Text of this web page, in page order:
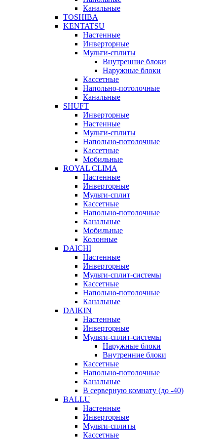
Канальные
TOSHIBA
KENTATSU
Настенные
Инверторные
Мульти-сплиты
Внутренние блоки
Наружные блоки
Кассетные
Напольно-потолочные
Канальные
SHUFT
Инверторные
Настенные
Мульти-сплиты
Напольно-потолочные
Кассетные
Мобильные
ROYAL CLIMA
Настенные
Инверторные
Мульти-сплит
Кассетные
Напольно-потолочные
Канальные
Мобильные
Колонные
DAICHI
Настенные
Инверторные
Мульти-сплит-системы
Кассетные
Напольно-потолочные
Канальные
DAIKIN
Настенные
Инверторные
Мульти-сплит-системы
Наружные блоки
Внутренние блоки
Кассетные
Напольно-потолочные
Канальные
В серверную комнату (до -40)
BALLU
Настенные
Инверторные
Мульти-сплиты
Кассетные